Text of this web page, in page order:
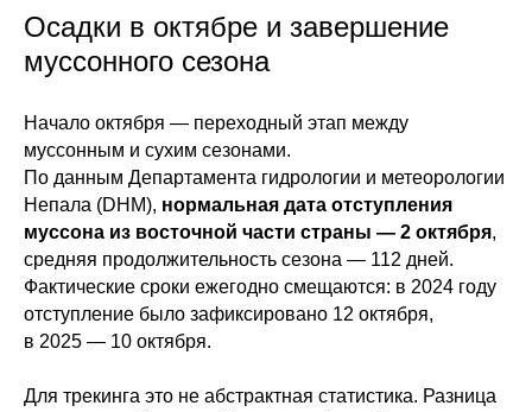
Осадки в октябре и завершение
муссонного сезона
Начало октября — переходный этап между
муссонным и сухим сезонами.
По данным Департамента гидрологии и метеорологии
Непала (DHM), нормальная дата отступления
муссона из восточной части страны — 2 октября,
средняя продолжительность сезона — 112 дней.
Фактические сроки ежегодно смещаются: в 2024 году
отступление было зафиксировано 12 октября,
в 2025 — 10 октября.
Для трекинга это не абстрактная статистика. Разница